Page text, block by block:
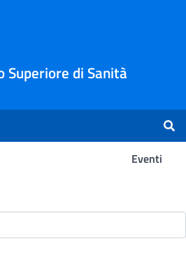
di Sanità
Eventi
Ricerca -